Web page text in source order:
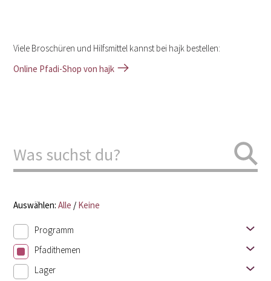
Viele Broschüren und Hilfsmittel kannst bei hajk bestellen:
Online Pfadi-Shop von hajk
Was suchst du?
Auswählen:Alle / Keine
Programm
Pfadithemen
Lager